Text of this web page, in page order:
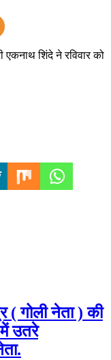
एकनाथ शिंदे ने रविवार को
( गोली नेता ) की
उतरे